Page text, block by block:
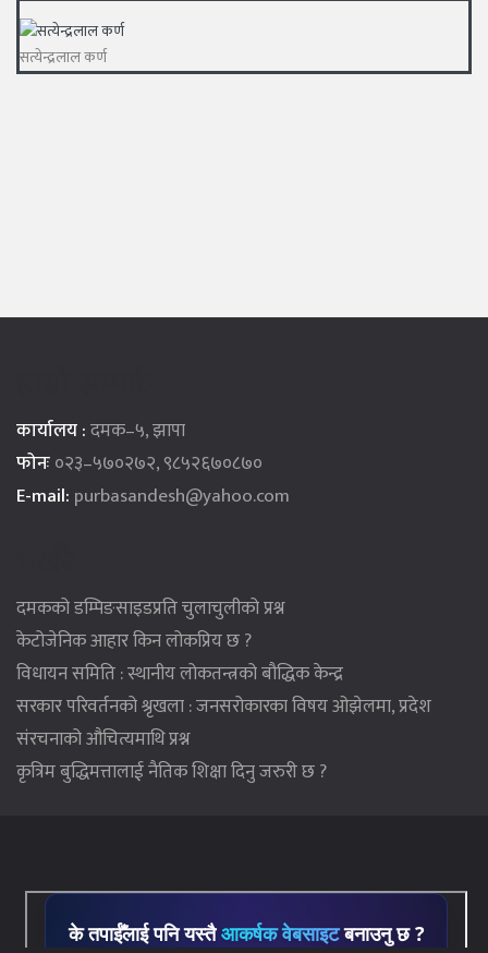
सत्येन्द्रलाल कर्ण
कार्यालय :दमक–५, झापा
फोनः०२३–५७०२७२, ९८५२६७०८७०
E-mail: purbasandesh@yahoo.com
दमकको डम्पिङसाइडप्रति चुलाचुलीको प्रश्न
केटोजेनिक आहार किन लोकप्रिय छ ?
विधायन समिति : स्थानीय लोकतन्त्रको बौद्धिक केन्द्र
सरकार परिवर्तनको श्रृखला : जनसरोकारका विषय ओझेलमा, प्रदेश
संरचनाको औचित्यमाथि प्रश्न
कृत्रिम बुद्धिमत्तालाई नैतिक शिक्षा दिनु जरुरी छ ?